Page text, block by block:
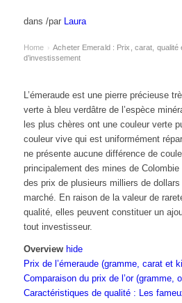
dans /par Laura
Home › Acheter Emerald : Prix, carat, qualité
d’investissement
L’émeraude est une pierre précieuse
verte à bleu verdâtre de l’espèce
les plus chères ont une couleur verte
couleur vive qui est uniformément
ne présente aucune différence de
principalement des mines de
des prix de plusieurs milliers de
marché. En raison de la valeur de
qualité, elles peuvent constituer un
tout investisseur.
Overview hide
Prix de l’émeraude (gramme, carat et
Comparaison du prix de l’or (gramme,
Caractéristiques de qualité : Les